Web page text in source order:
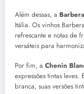
Além dessas, a Barbera
Itália. Os vinhos
refrescante e notas de
versáteis para
Por fim, a Chenin
expressões tintas
branca, suas versões